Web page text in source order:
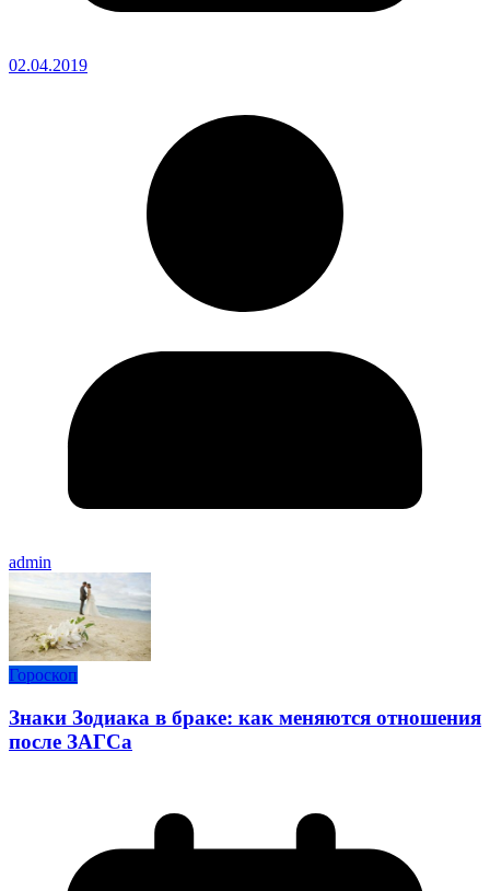
02.04.2019
admin
Гороскоп
Знаки Зодиака в браке: как меняются отношения
после ЗАГСа